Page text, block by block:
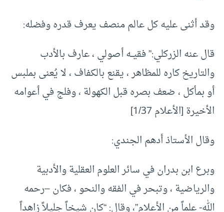
وقد أثنى عليه كل عالم منصف يعرف قدره وفضله:
قال عنه الزركلي:” فقيــه أصولي ، عارف بالأدب
والتاريخ كاره للمظاهر ، يقنع بالكفاف ، لا يُعنى بملبس
أو بمأكل ، ضعف بصره قبل الكهولة ، وفلج في أعوامه
الأخيرة [الأعلام 1/37]
وقال الأستاذ أدهم الجندي:
وبرع ابن بدران في سائر العلوم العقلية والأدبية
والرياضية ، وتبحر في الفقه والنحو ، فكان –رحمه
الله- علماً من الأعلام”، وقال: “كان شيخاً جليلاً زاهداً